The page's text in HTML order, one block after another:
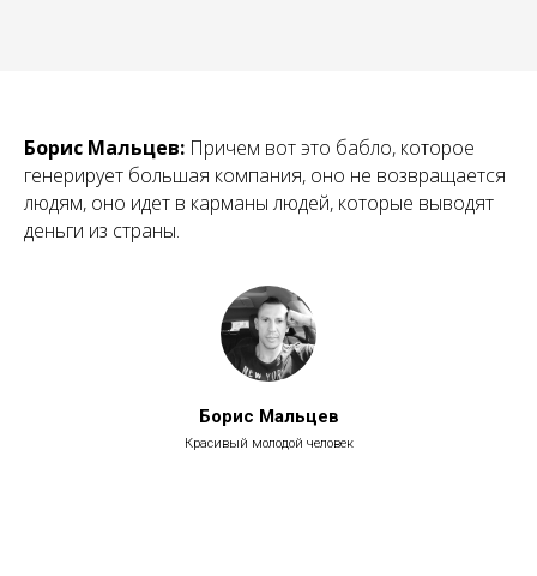
Борис Мальцев: Причем вот это бабло, которое
генерирует большая компания, оно не возвращается
людям, оно идет в карманы людей, которые выводят
деньги из страны.
Борис Мальцев
Красивый молодой человек